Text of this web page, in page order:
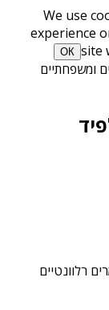
We use
experience
site
ОК
ומשפחתיים
רלוונטיים